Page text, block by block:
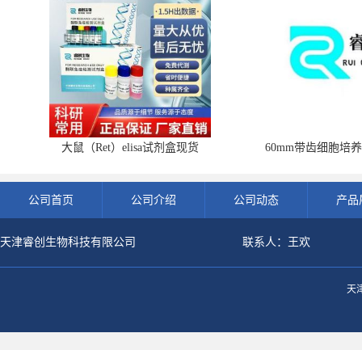
大鼠（Ret）elisa试剂盒现货 60mm带齿细胞培
公司首页 公司介绍 公司动态 产品
天津睿创生物科技有限公司 联系人：王欢
天